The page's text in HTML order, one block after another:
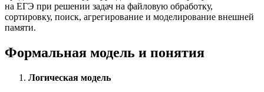
на ЕГЭ при решении задач на файловую обработку,
сортировку, поиск, агрегирование и моделирование внешней
памяти.
Формальная модель и понятия
Логическая модель